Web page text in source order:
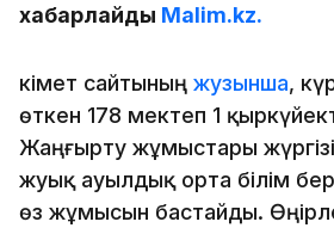
хабарлайды Malim.kz.
Үкімет сайтының жузынша,
өткен 178 мектеп 1
Жаңғырту жұмыстары
жуық ауылдық орта білім
өз жұмысын бастайды.